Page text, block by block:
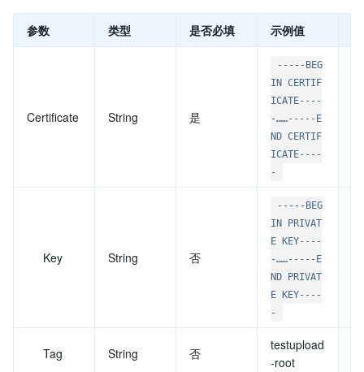
参数 类型 是否必填 示例值
Certificate String 是
-----BEG
IN CERTIF
ICATE----
-……-----E
ND CERTIF
ICATE----
-
Key String 否
-----BEG
IN PRIVAT
E KEY----
-……-----E
ND PRIVAT
E KEY----
-
Tag String 否
testupload
-root